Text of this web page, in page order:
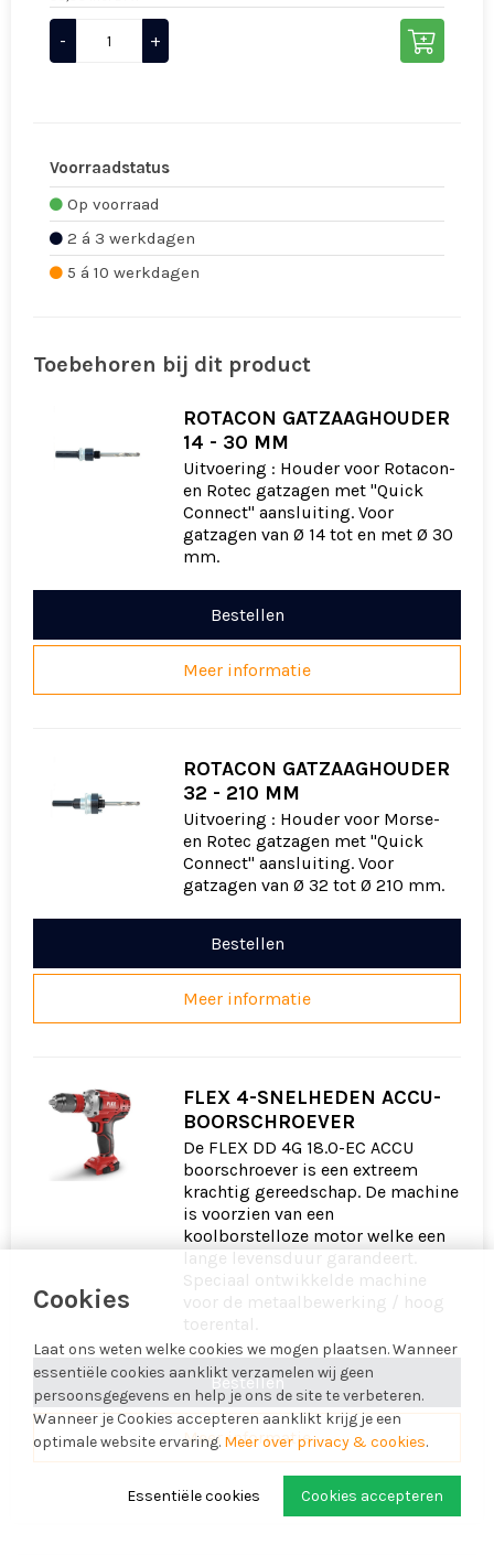
Cookies
Laat ons weten welke cookies we mogen plaatsen. Wanneer
essentiële cookies aanklikt verzamelen wij geen
persoonsgegevens en help je ons de site te verbeteren.
Wanneer je Cookies accepteren aanklikt krijg je een
optimale website ervaring.Meer over privacy & cookies.
Cookies accepteren
Essentiële cookies
- +
Voorraadstatus
Op voorraad
2 á 3 werkdagen
5 á 10 werkdagen
Toebehoren bij dit product
ROTACON GATZAAGHOUDER
14 - 30 MM
Uitvoering : Houder voor Rotacon-
en Rotec gatzagen met "Quick
Connect" aansluiting. Voor
gatzagen van Ø 14 tot en met Ø 30
mm.
Bestellen
Meer informatie
ROTACON GATZAAGHOUDER
32 - 210 MM
Uitvoering : Houder voor Morse-
en Rotec gatzagen met "Quick
Connect" aansluiting. Voor
gatzagen van Ø 32 tot Ø 210 mm.
Bestellen
Meer informatie
FLEX 4-SNELHEDEN ACCU-
BOORSCHROEVER
De FLEX DD 4G 18.0-EC ACCU
boorschroever is een extreem
krachtig gereedschap. De machine
is voorzien van een
koolborstelloze motor welke een
lange levensduur garandeert.
Speciaal ontwikkelde machine
voor de metaalbewerking / hoog
toerental.
Bestellen
Meer informatie